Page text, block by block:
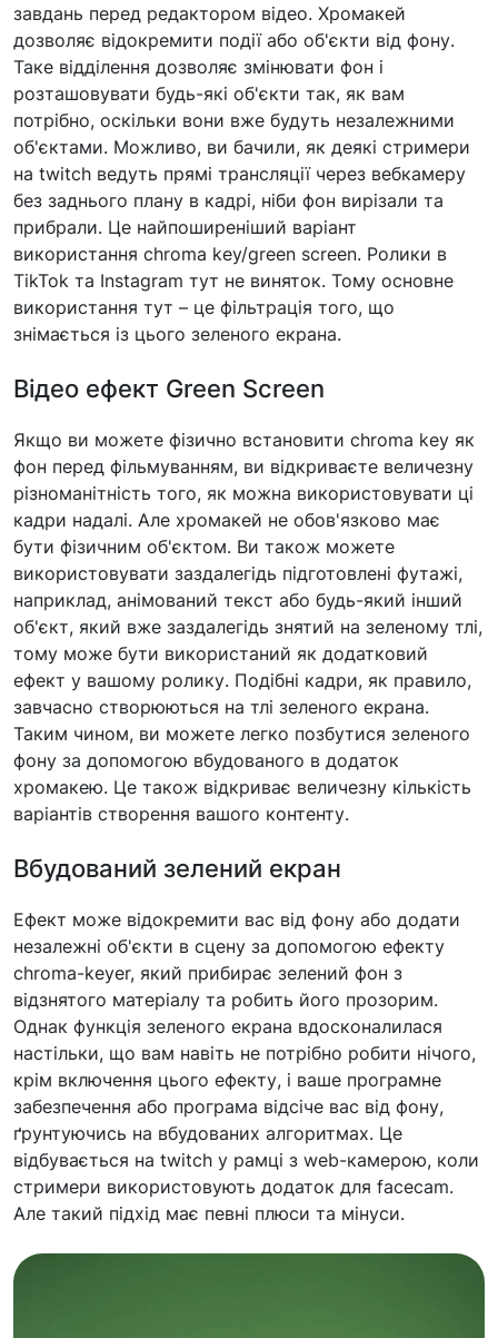
завдань перед редактором відео. Хромакей
дозволяє відокремити події або об'єкти від фону.
Таке відділення дозволяє змінювати фон і
розташовувати будь-які об'єкти так, як вам
потрібно, оскільки вони вже будуть незалежними
об'єктами. Можливо, ви бачили, як деякі стримери
на twitch ведуть прямі трансляції через вебкамеру
без заднього плану в кадрі, ніби фон вирізали та
прибрали. Це найпоширеніший варіант
використання chroma key/green screen. Ролики в
TikTok та Instagram тут не виняток. Тому основне
використання тут – це фільтрація того, що
знімається із цього зеленого екрана.
Відео ефект Green Screen
Якщо ви можете фізично встановити chroma key як
фон перед фільмуванням, ви відкриваєте величезну
різноманітність того, як можна використовувати ці
кадри надалі. Але хромакей не обов'язково має
бути фізичним об'єктом. Ви також можете
використовувати заздалегідь підготовлені футажі,
наприклад, анімований текст або будь-який інший
об'єкт, який вже заздалегідь знятий на зеленому тлі,
тому може бути використаний як додатковий
ефект у вашому ролику. Подібні кадри, як правило,
завчасно створюються на тлі зеленого екрана.
Таким чином, ви можете легко позбутися зеленого
фону за допомогою вбудованого в додаток
хромакею. Це також відкриває величезну кількість
варіантів створення вашого контенту.
Вбудований зелений екран
Ефект може відокремити вас від фону або додати
незалежні об'єкти в сцену за допомогою ефекту
chroma-keyer, який прибирає зелений фон з
відзнятого матеріалу та робить його прозорим.
Однак функція зеленого екрана вдосконалилася
настільки, що вам навіть не потрібно робити нічого,
крім включення цього ефекту, і ваше програмне
забезпечення або програма відсіче вас від фону,
ґрунтуючись на вбудованих алгоритмах. Це
відбувається на twitch у рамці з web-камерою, коли
стримери використовують додаток для facecam.
Але такий підхід має певні плюси та мінуси.